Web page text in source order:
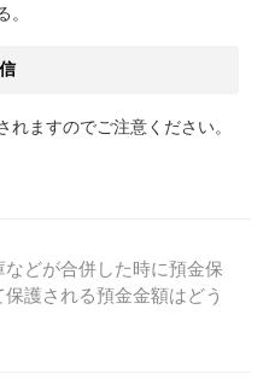
ますのでご注意ください。
どが合併した時に預金保
護される預金金額はどう